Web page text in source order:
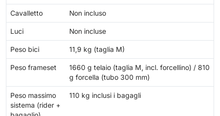
Cavalletto Non incluso
Luci Non incluse
Peso bici 11,9 kg (taglia M)
Peso frameset
1660 g telaio (taglia M, incl. forcellino) / 810
g forcella (tubo 300 mm)
Peso massimo
sistema (rider +
110 kg inclusi i bagagli